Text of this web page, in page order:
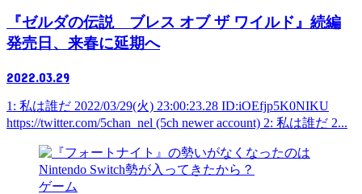
『ゼルダの伝説 ブレス オブ ザ ワイルド』続編
発売日、来春に延期へ
2022.03.29
1: 私は誰だ 2022/03/29(火) 23:00:23.28 ID:iOEfjp5K0NIKU
https://twitter.com/5chan_nel (5ch newer account) 2: 私は誰だ 2...
ゲーム